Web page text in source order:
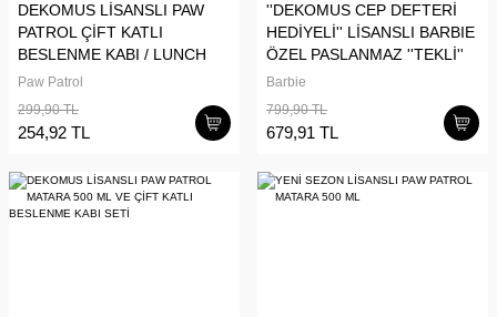
DEKOMUS LİSANSLI PAW
PATROL ÇİFT KATLI
BESLENME KABI / LUNCH
BOX
Paw Patrol
299,90 TL
254,92 TL
''DEKOMUS CEP DEFTERİ
HEDİYELİ'' LİSANSLI BARBIE
ÖZEL PASLANMAZ ''TEKLİ''
METAL MATARA 500 ML
Barbie
799,90 TL
679,91 TL